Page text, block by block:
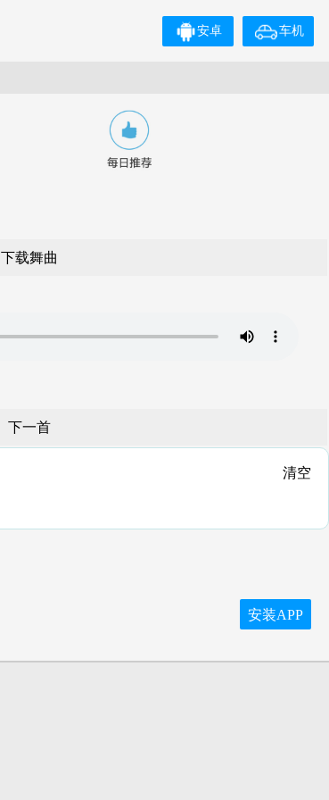
车机
安卓
下载舞曲
下一首
清空
安装APP